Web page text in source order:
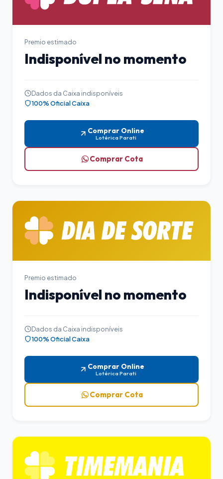
Premio estimado
Indisponível no momento
Dados da Caixa indisponíveis
100% Oficial Caixa
Comprar Online
Lotérica Parati
Comprar Cota
Premio estimado
Indisponível no momento
Dados da Caixa indisponíveis
100% Oficial Caixa
Comprar Online
Lotérica Parati
Comprar Cota